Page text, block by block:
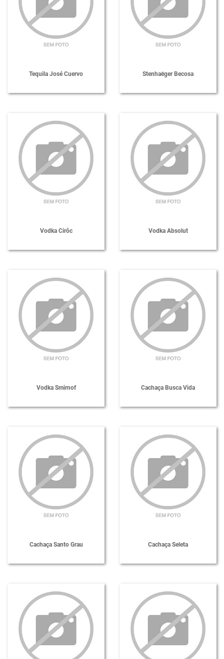
Tequila José Cuervo Stenhaëger Becosa
Vodka Cirôc Vodka Absolut
Vodka Smirnof Cachaça Busca Vida
Cachaça Santo Grau Cachaça Seleta